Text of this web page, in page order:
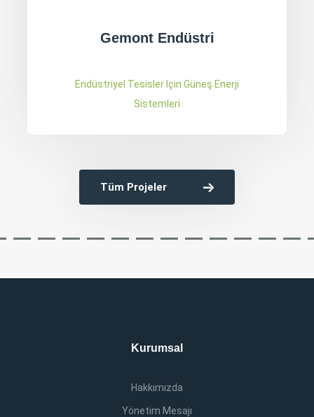
Aktaşlar Kontrplak
Endüstriyel Tesisler Için Güneş Enerji
Sistemleri
Tüm Projeler
Kurumsal
Hakkımızda
Yönetim Mesajı